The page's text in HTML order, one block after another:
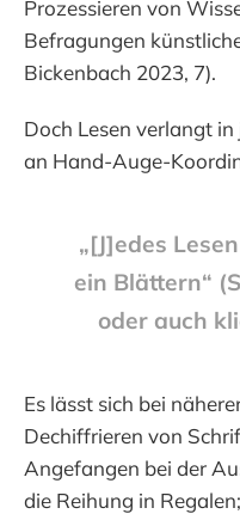
Prozessieren von
Befragungen
Bickenbach 2023, 7).
Doch Lesen verlangt
an Hand-Auge-
„[J]edes
ein Blättern“
oder auch
Es lässt sich bei
Dechiffrieren von
Angefangen bei der
die Reihung in